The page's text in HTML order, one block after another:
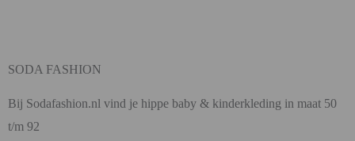
SODA FASHION
Bij Sodafashion.nl vind je hippe baby & kinderkleding in maat 50
t/m 92